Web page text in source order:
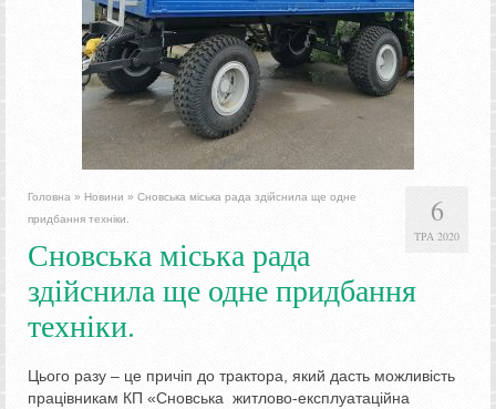
6
ТРА 2020
Головна » Новини » Сновська міська рада здійснила ще одне
придбання техніки.
Сновська міська рада
здійснила ще одне придбання
техніки.
Цього разу – це причіп до трактора, який дасть можливість
працівникам КП «Сновська житлово-експлуатаційна